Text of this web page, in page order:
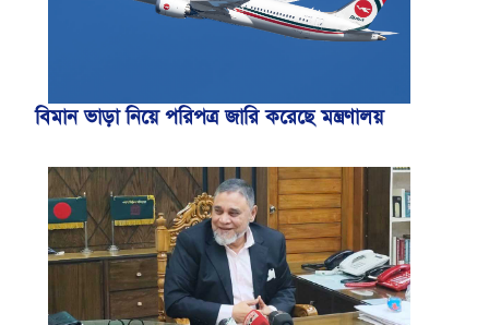
বিমান ভাড়া নিয়ে পরিপত্র জারি করেছে মন্ত্রণালয়